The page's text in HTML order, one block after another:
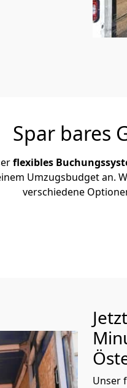
Spar bares
flexibles
Umzugsbudget an.
verschiedene
Unser